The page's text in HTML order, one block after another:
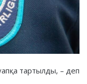
тартылды, – деп